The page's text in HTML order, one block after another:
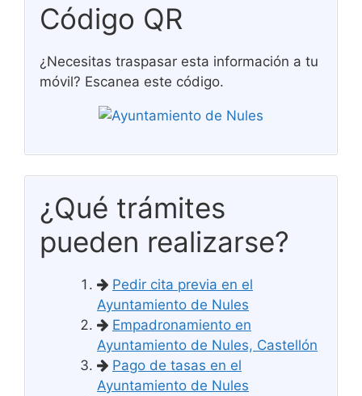
Código QR
¿Necesitas traspasar esta información a tu
móvil? Escanea este código.
¿Qué trámites
pueden realizarse?
Pedir cita previa en el
Ayuntamiento de Nules
Empadronamiento en
Ayuntamiento de Nules, Castellón
Pago de tasas en el
Ayuntamiento de Nules